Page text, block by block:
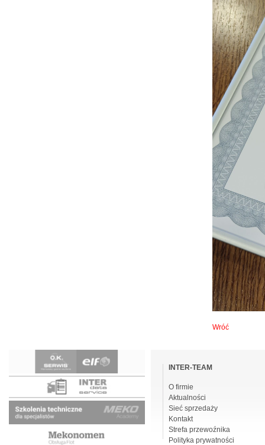
Wróć
nawigacjeINTER-TEAM
O firmie
Aktualności
Sieć sprzedaży
Kontakt
Strefa przewoźnika
Polityka prywatności